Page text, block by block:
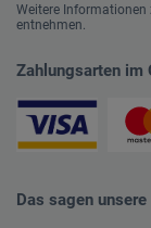
Weitere Informationen
entnehmen.
Zahlungsarten im
Das sagen unsere